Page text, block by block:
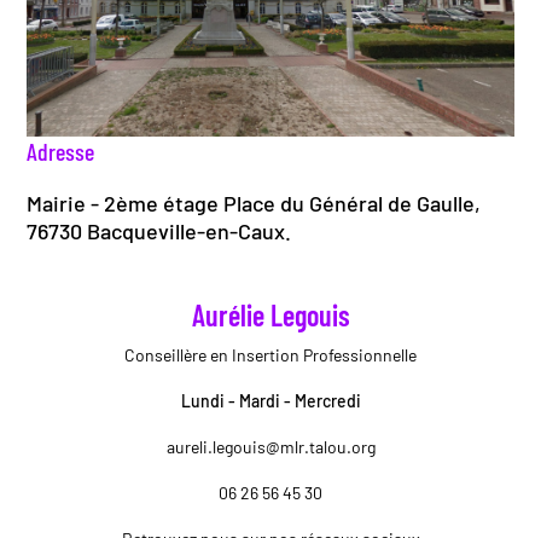
Adresse
Mairie - 2ème étage Place du Général de Gaulle,
76730 Bacqueville-en-Caux.
Aurélie Legouis
Conseillère en Insertion Professionnelle
Lundi - Mardi - Mercredi
aureli.legouis@mlr.talou.org
06 26 56 45 30